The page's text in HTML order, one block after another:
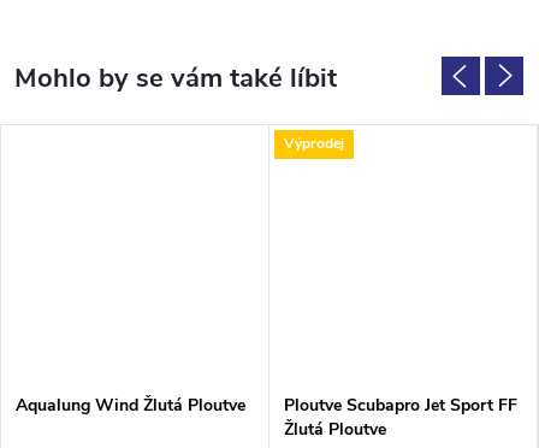
Aqualung Wind Žlutá Ploutve
Výprodej
Ploutve Scubapro Jet Sport FF
Žlutá Ploutve